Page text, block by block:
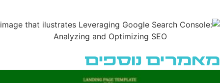
מאמרים נוספים